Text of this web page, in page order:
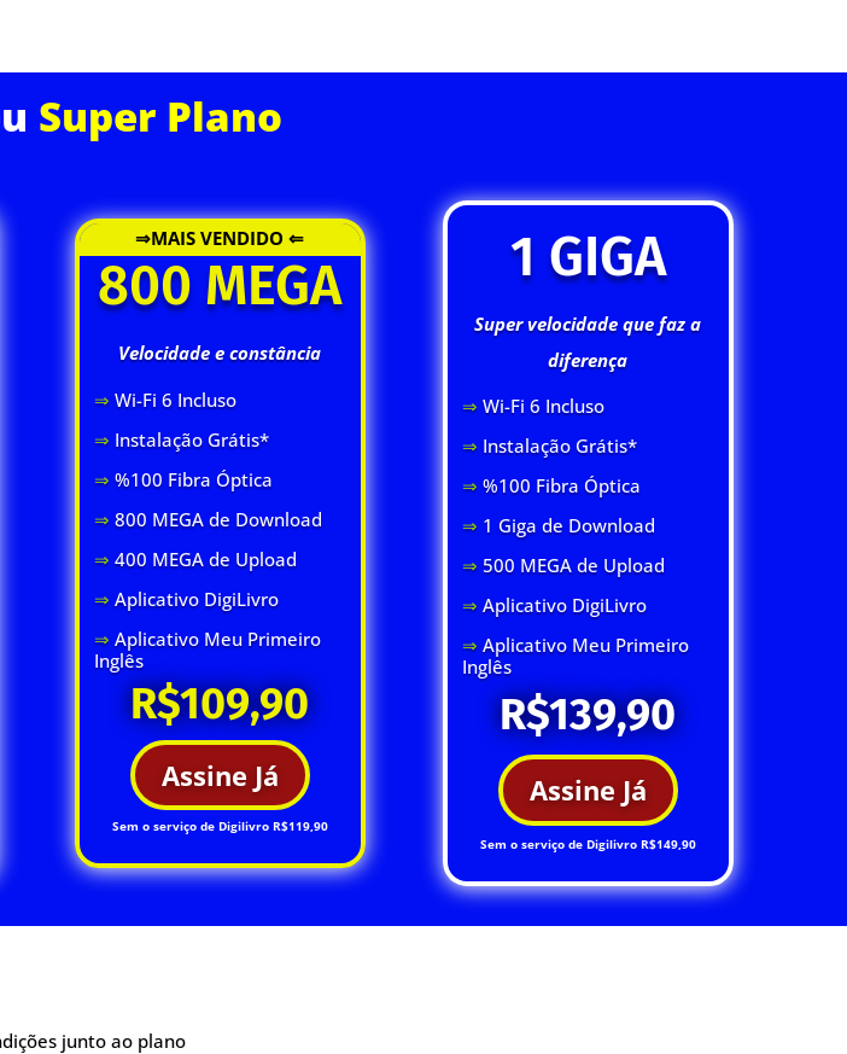
Super Plano
⇒MAIS VENDIDO ⇐
800 MEGA
Velocidade e constância
⇒ Wi-Fi 6 Incluso
⇒ Instalação Grátis*
⇒ %100 Fibra Óptica
⇒ 800 MEGA de Download
⇒ 400 MEGA de Upload
⇒ Aplicativo DigiLivro
⇒ Aplicativo Meu Primeiro
Inglês
R$109,90
Assine Já
Sem o serviço de Digilivro R$119,90
1 GIGA
Super velocidade que faz a
diferença
⇒ Wi-Fi 6 Incluso
⇒ Instalação Grátis*
⇒ %100 Fibra Óptica
⇒ 1 Giga de Download
⇒ 500 MEGA de Upload
⇒ Aplicativo DigiLivro
⇒ Aplicativo Meu Primeiro
Inglês
R$139,90
Assine Já
Sem o serviço de Digilivro R$149,90
junto ao plano